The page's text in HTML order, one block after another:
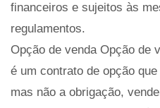
financeiros e sujeitos às
regulamentos.
Opção de venda Opção de
é um contrato de opção
mas não a obrigação,